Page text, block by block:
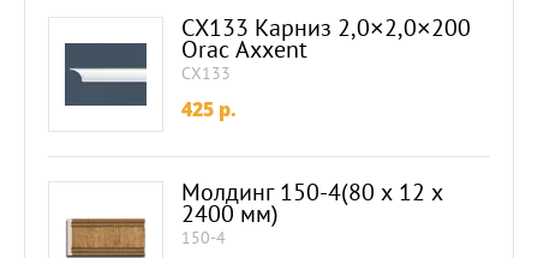
CX133 Карниз 2,0×2,0×200
Orac Axxent
CX133
425 p.
Молдинг 150-4(80 х 12 х
2400 мм)
150-4